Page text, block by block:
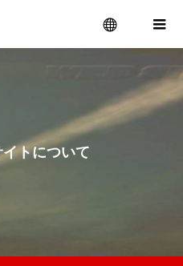
イトについて